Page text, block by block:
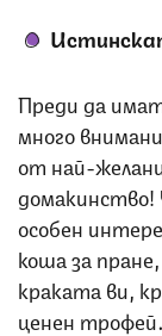
Преди да
много
от най-
особен
коша за
краката ви,
ценен трофей.